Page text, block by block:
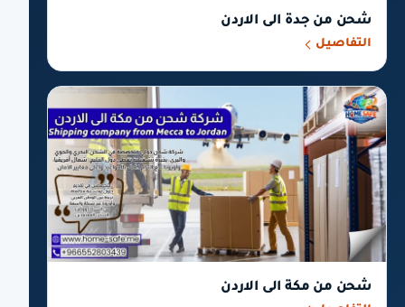
شحن من جدة الى الاردن
التفاصيل
شحن من مكة الى الاردن